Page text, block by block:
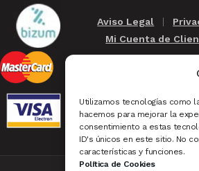
Utilizamos tecnologías como
hacemos para mejorar la
consentimiento a estas
ID's únicos en este sitio. No
características y funciones.
Política de Cookies
Aviso Legal |
Mi Cuenta de
|Ofertas